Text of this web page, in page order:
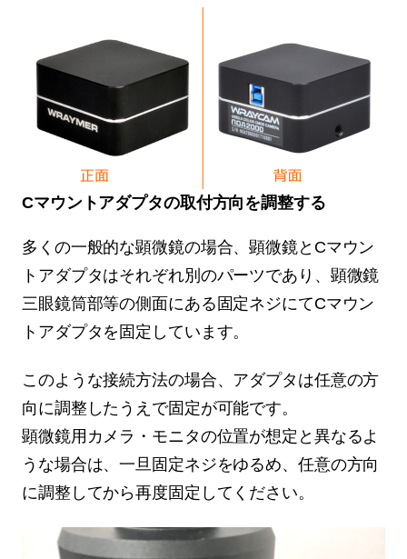
Cマウントアダプタの取付方向を調整する
多くの一般的な顕微鏡の場合、顕微鏡とCマウン
トアダプタはそれぞれ別のパーツであり、顕微鏡
三眼鏡筒部等の側面にある固定ネジにてCマウン
トアダプタを固定しています。
このような接続方法の場合、アダプタは任意の方
向に調整したうえで固定が可能です。
顕微鏡用カメラ・モニタの位置が想定と異なるよ
うな場合は、一旦固定ネジをゆるめ、任意の方向
に調整してから再度固定してください。